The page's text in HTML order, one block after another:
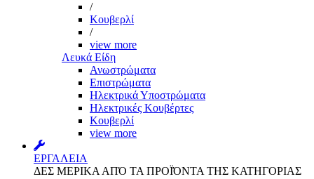
/
Κουβερλί
/
view more
Λευκά Είδη
Ανωστρώματα
Επιστρώματα
Ηλεκτρικά Υποστρώματα
Ηλεκτρικές Κουβέρτες
Κουβερλί
view more
ΕΡΓΑΛΕΙΑ
ΔΕΣ ΜΕΡΙΚΑ ΑΠΌ ΤΑ ΠΡΟΪΌΝΤΑ ΤΗΣ ΚΑΤΗΓΟΡΙΑΣ